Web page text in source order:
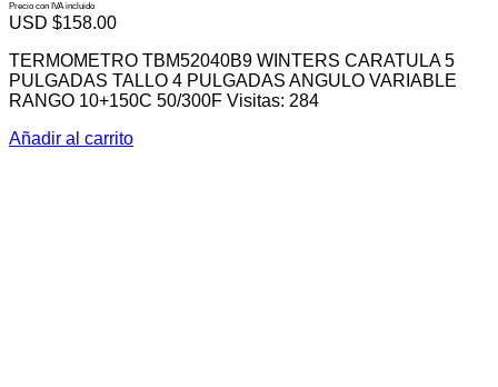
Precio con IVA incluido
USD $158.00
TERMOMETRO TBM52040B9 WINTERS CARATULA 5
PULGADAS TALLO 4 PULGADAS ANGULO VARIABLE
RANGO 10+150C 50/300F Visitas: 284
Añadir al carrito